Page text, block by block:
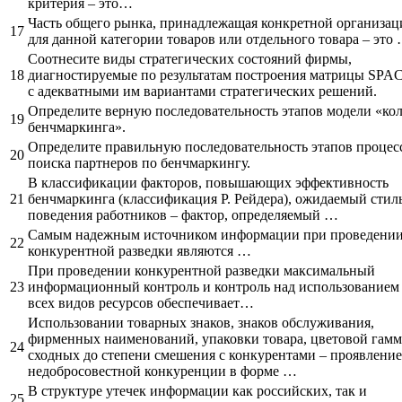
критерия – это…
17
Часть общего рынка, принадлежащая конкретной
для данной категории товаров или отдельного товара – это
18
Соотнесите виды стратегических состояний фирмы,
диагностируемые по результатам построения матрицы
с адекватными им вариантами стратегических решений.
19
Определите верную последовательность этапов модели
бенчмаркинга».
20
Определите правильную последовательность этапов
поиска партнеров по бенчмаркингу.
21
В классификации факторов, повышающих эффективность
бенчмаркинга (классификация Р. Рейдера), ожидаемый
поведения работников – фактор, определяемый …
22
Самым надежным источником информации при проведении
конкурентной разведки являются …
23
При проведении конкурентной разведки максимальный
информационный контроль и контроль над использованием
всех видов ресурсов обеспечивает…
24
Использовании товарных знаков, знаков обслуживания,
фирменных наименований, упаковки товара, цветовой
сходных до степени смешения с конкурентами – проявление
недобросовестной конкуренции в форме …
25
В структуре утечек информации как российских, так и